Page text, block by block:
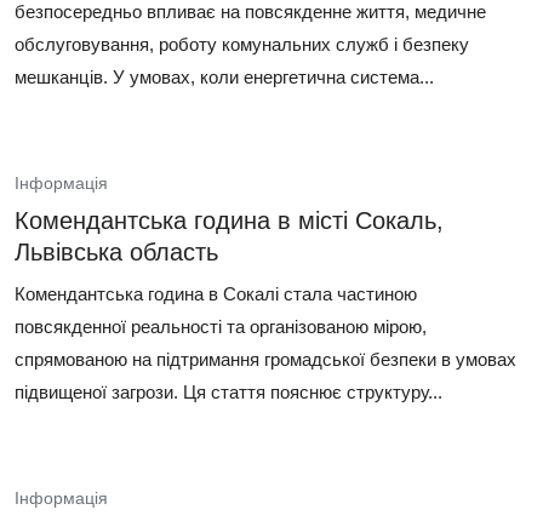
безпосередньо впливає на повсякденне життя, медичне
обслуговування, роботу комунальних служб і безпеку
мешканців. У умовах, коли енергетична система...
Інформація
Комендантська година в місті Сокаль,
Львівська область
Комендантська година в Сокалі стала частиною
повсякденної реальності та організованою мірою,
спрямованою на підтримання громадської безпеки в умовах
підвищеної загрози. Ця стаття пояснює структуру...
Інформація